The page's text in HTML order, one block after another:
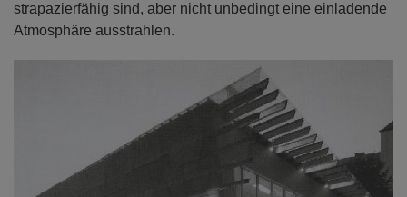
strapazierfähig sind, aber nicht unbedingt eine einladende
Atmosphäre ausstrahlen.